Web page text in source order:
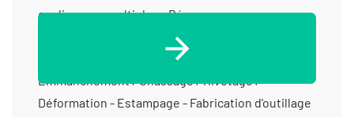
coulisseaux multiples - Découpage presse
automatique - Découpage presse traditionnelle -
Emboutissage - Emboutissage profond -
Emmanchement / Chassage / Rivetage /
Déformation - Estampage - Fabrication d'outillage